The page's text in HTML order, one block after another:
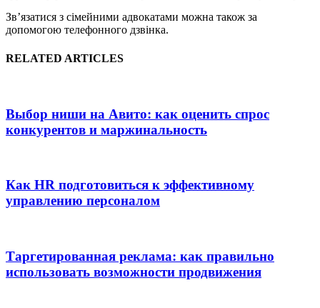
Зв’язатися з сімейними адвокатами можна також за
допомогою телефонного дзвінка.
RELATED ARTICLES
Выбор ниши на Авито: как оценить спрос
конкурентов и маржинальность
Как HR подготовиться к эффективному
управлению персоналом
Таргетированная реклама: как правильно
использовать возможности продвижения